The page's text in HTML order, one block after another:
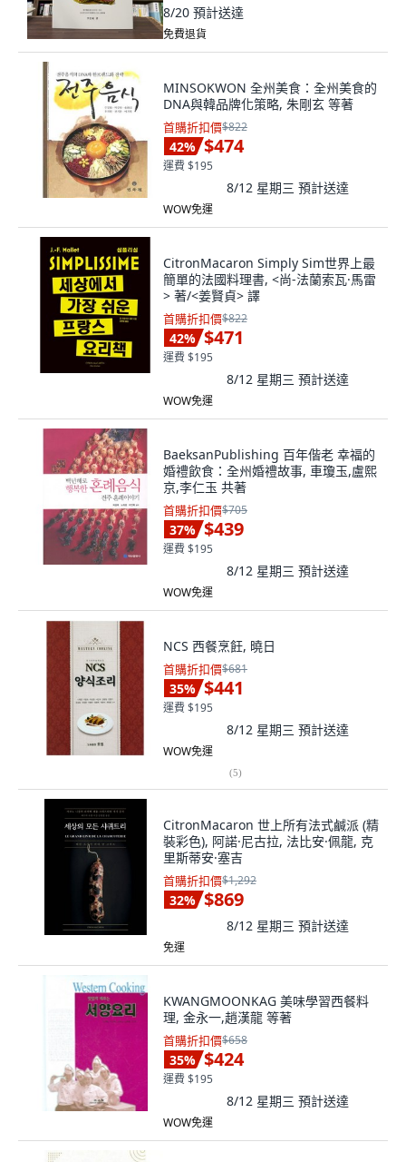
8/20 預計送達
免費退貨
MINSOKWON 全州美食：全州美食的
DNA與韓品牌化策略, 朱剛玄 等著
首購折扣價$822
42% $474
運費 $195
8/12 星期三 預計送達
WOW免運
CitronMacaron Simply Sim世界上最
簡單的法國料理書, <尚-法蘭索瓦·馬雷
> 著/<姜賢貞> 譯
首購折扣價$822
42% $471
運費 $195
8/12 星期三 預計送達
WOW免運
BaeksanPublishing 百年偕老 幸福的
婚禮飲食：全州婚禮故事, 車瓊玉,盧熙
京,李仁玉 共著
首購折扣價$705
37% $439
運費 $195
8/12 星期三 預計送達
WOW免運
NCS 西餐烹飪, 曉日
首購折扣價$681
35% $441
運費 $195
8/12 星期三 預計送達
WOW免運
(5)
CitronMacaron 世上所有法式鹹派 (精
裝彩色), 阿諾·尼古拉, 法比安·佩龍, 克
里斯蒂安·塞吉
首購折扣價$1,292
32% $869
8/12 星期三 預計送達
免運
KWANGMOONKAG 美味學習西餐料
理, 金永一,趙漢龍 等著
首購折扣價$658
35% $424
運費 $195
8/12 星期三 預計送達
WOW免運